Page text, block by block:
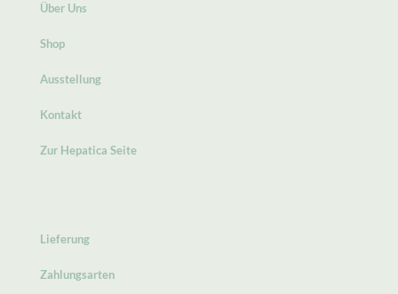
Über Uns
Shop
Ausstellung
Kontakt
Zur Hepatica Seite
Lieferung
Zahlungsarten